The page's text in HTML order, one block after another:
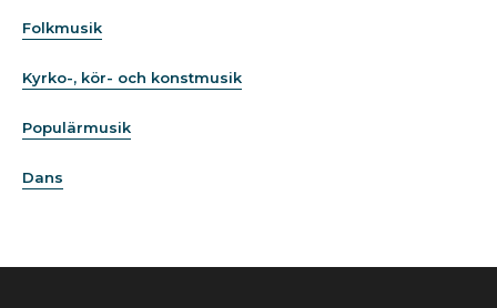
Folkmusik
Kyrko-, kör- och konstmusik
Populärmusik
Dans